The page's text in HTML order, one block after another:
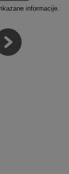
informacije.